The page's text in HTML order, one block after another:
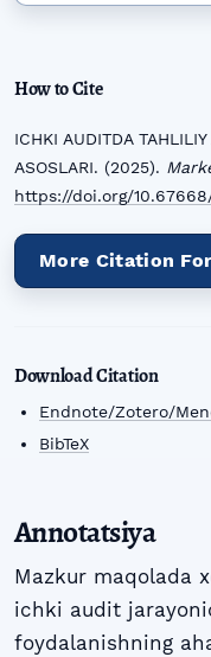
How to Cite
ICHKI AUDITDA
ASOSLARI. (2025).
https://doi.org/
More Citation
Download Citation
Endnote/Zotero/
BibTeX
Annotatsiya
Mazkur maqolada
ichki audit
foydalanishning